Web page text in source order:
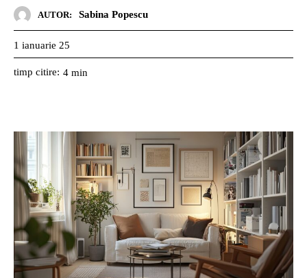
AUTOR: Sabina Popescu
1 ianuarie 25
timp citire: 4 min